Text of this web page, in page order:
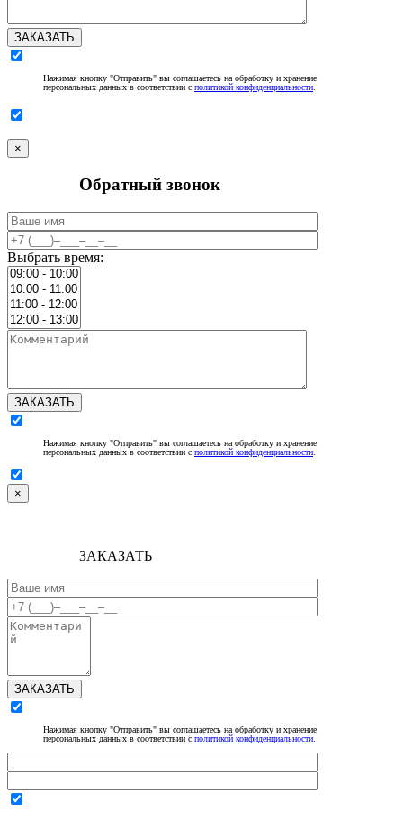
ЗАКАЗАТЬ
Нажимая кнопку "Отправить" вы соглашаетесь на обработку и хранение
персональных данных в соответствии с политикой конфиденциальности
×
Обратный звонок
Выбрать время:
ЗАКАЗАТЬ
Нажимая кнопку "Отправить" вы соглашаетесь на обработку и хранение
персональных данных в соответствии с политикой конфиденциальности
×
ЗАКАЗАТЬ
ЗАКАЗАТЬ
Нажимая кнопку "Отправить" вы соглашаетесь на обработку и хранение
персональных данных в соответствии с политикой конфиденциальности